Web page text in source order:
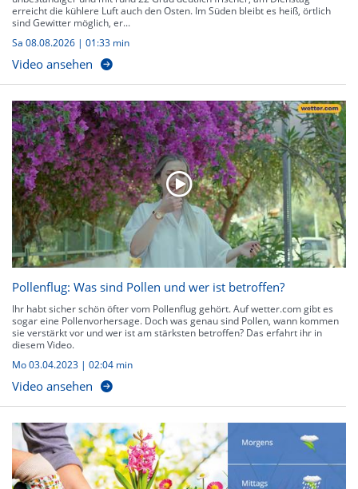
erreicht die kühlere Luft auch den Osten. Im Süden bleibt es heiß, örtlich
sind Gewitter möglich, er...
Sa 08.08.2026 | 01:33 min
Video ansehen
Pollenflug: Was sind Pollen und wer ist betroffen?
Ihr habt sicher schön öfter vom Pollenflug gehört. Auf wetter.com gibt es
sogar eine Pollenvorhersage. Doch was genau sind Pollen, wann kommen
sie verstärkt vor und wer ist am stärksten betroffen? Das erfahrt ihr in
diesem Video.
Mo 03.04.2023 | 02:04 min
Video ansehen